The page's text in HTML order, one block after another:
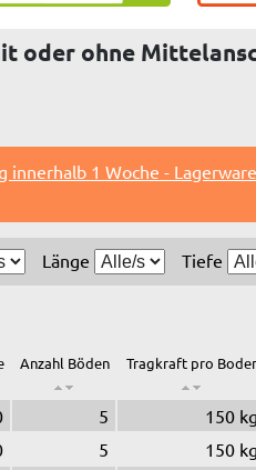
oder ohne
innerhalb 1 Woche -
Länge Tiefe
Anzahl Böden Tragkraft pro
5 150 kg
5 150 kg